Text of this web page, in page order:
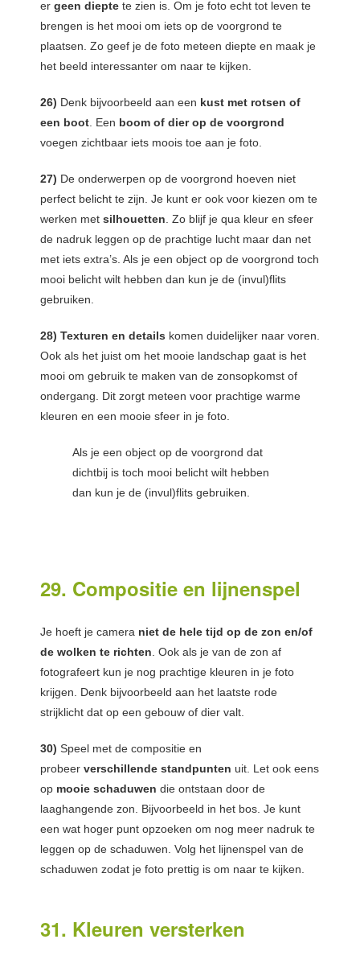
er geen diepte te zien is. Om je foto echt tot leven te
brengen is het mooi om iets op de voorgrond te
plaatsen. Zo geef je de foto meteen diepte en maak je
het beeld interessanter om naar te kijken.
26) Denk bijvoorbeeld aan een kust met rotsen of
een boot . Een boom of dier op de voorgrond
voegen zichtbaar iets moois toe aan je foto.
27) De onderwerpen op de voorgrond hoeven niet
perfect belicht te zijn. Je kunt er ook voor kiezen om te
werken met silhouetten . Zo blijf je qua kleur en sfeer
de nadruk leggen op de prachtige lucht maar dan net
met iets extra’s. Als je een object op de voorgrond toch
mooi belicht wilt hebben dan kun je de (invul)flits
gebruiken.
28) Texturen en details komen duidelijker naar voren.
Ook als het juist om het mooie landschap gaat is het
mooi om gebruik te maken van de zonsopkomst of
ondergang. Dit zorgt meteen voor prachtige warme
kleuren en een mooie sfeer in je foto.
Als je een object op de voorgrond dat
dichtbij is toch mooi belicht wilt hebben
dan kun je de (invul)flits gebruiken.
29. Compositie en lijnenspel
Je hoeft je camera niet de hele tijd op de zon en/of
de wolken te richten . Ook als je van de zon af
fotografeert kun je nog prachtige kleuren in je foto
krijgen. Denk bijvoorbeeld aan het laatste rode
strijklicht dat op een gebouw of dier valt.
30) Speel met de compositie en
probeer verschillende standpunten uit. Let ook eens
op mooie schaduwen die ontstaan door de
laaghangende zon. Bijvoorbeeld in het bos. Je kunt
een wat hoger punt opzoeken om nog meer nadruk te
leggen op de schaduwen. Volg het lijnenspel van de
schaduwen zodat je foto prettig is om naar te kijken.
31. Kleuren versterken